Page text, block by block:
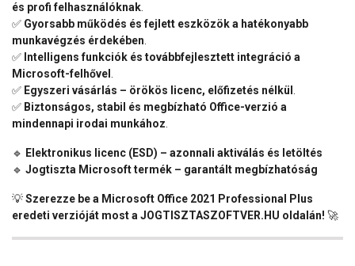
és profi felhasználóknak.
✅ Gyorsabb működés és fejlett eszközök a hatékonyabb
munkavégzés érdekében.
✅ Intelligens funkciók és továbbfejlesztett integráció a
Microsoft-felhővel .
✅ Egyszeri vásárlás – örökös licenc, előfizetés nélkül .
✅ Biztonságos, stabil és megbízható Office-verzió a
mindennapi irodai munkához.
🔹 Elektronikus licenc (ESD) – azonnali aktiválás és letöltés
🔹 Jogtiszta Microsoft termék – garantált megbízhatóság
💡Szerezze be a Microsoft Office 2021 Professional Plus
eredeti verzióját most a JOGTISZTASZOFTVER.HU oldalán! 🚀